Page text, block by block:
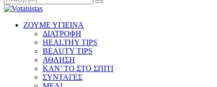
ΖΟΥΜΕ ΥΓΙΕΙΝΑ
ΔΙΑΤΡΟΦΗ
HEALTHY TIPS
BEAUTY TIPS
ΑΘΛΗΣΗ
ΚΑΝ’ ΤΟ ΣΤΟ ΣΠΙΤΙ
ΣΥΝΤΑΓΕΣ